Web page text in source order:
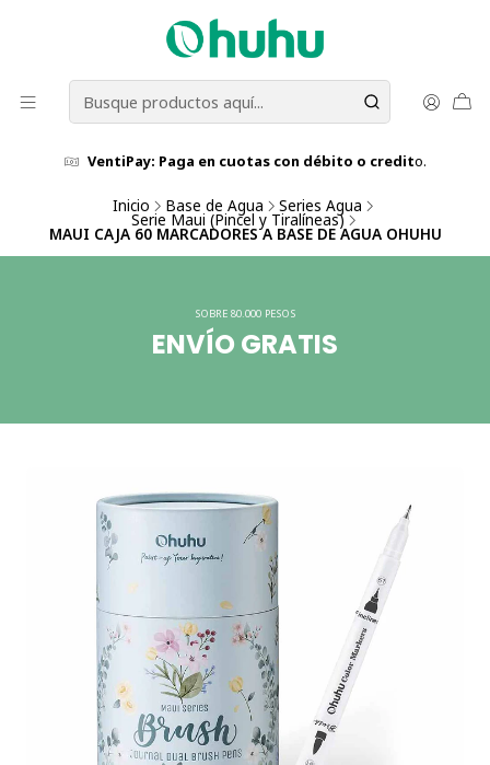
VentiPay: Paga en cuotas con débito o credito.
Inicio Base de Agua Series Agua
Serie Maui (Pincel y Tiralíneas)
MAUI CAJA 60 MARCADORES A BASE DE AGUA OHUHU
SOBRE 80.000 PESOS
ENVÍO GRATIS